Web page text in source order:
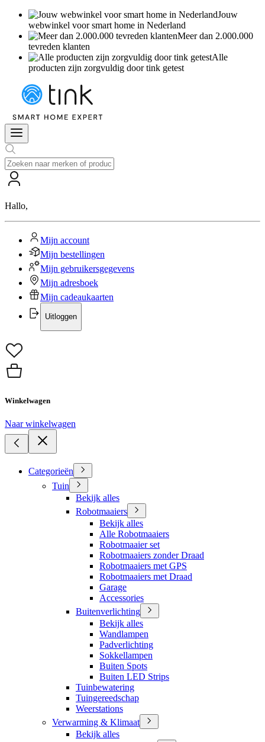
Jouw
webwinkel voor smart home in Nederland
Meer dan 2.000.000
tevreden klanten
Alle
producten zijn zorgvuldig door tink getest
Hallo,
Mijn account
Mijn bestellingen
Mijn gebruikersgegevens
Mijn adresboek
Mijn cadeaukaarten
Uitloggen
Winkelwagen
Naar winkelwagen
Categorieën
Tuin
Bekijk alles
Robotmaaiers
Bekijk alles
Alle Robotmaaiers
Robotmaaier set
Robotmaaiers zonder Draad
Robotmaaiers met GPS
Robotmaaiers met Draad
Garage
Accessories
Buitenverlichting
Bekijk alles
Wandlampen
Padverlichting
Sokkellampen
Buiten Spots
Buiten LED Strips
Tuinbewatering
Tuingereedschap
Weerstations
Verwarming & Klimaat
Bekijk alles